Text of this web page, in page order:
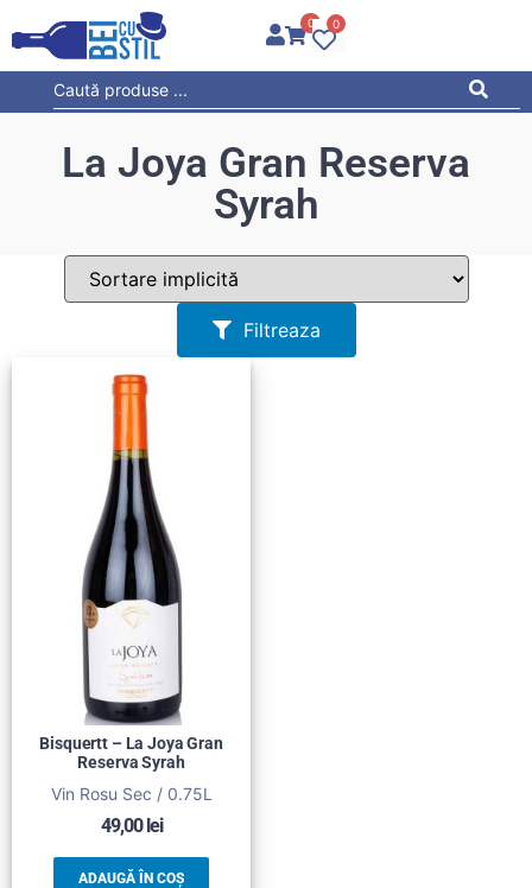
0 0
La Joya Gran Reserva
Syrah
Filtreaza
Bisquertt – La Joya Gran
Reserva Syrah
Vin Rosu Sec / 0.75L
49,00lei
ADAUGĂ ÎN COȘ